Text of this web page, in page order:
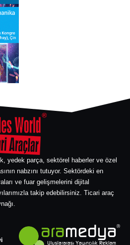
yedek parça, sektörel haberler ve özel
nabzını tutuyor. Sektördeki en
ve fuar gelişmelerini dijital
takip edebilirsiniz. Ticari araç